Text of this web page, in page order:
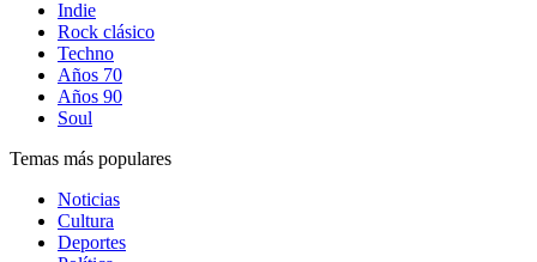
Indie
Rock clásico
Techno
Años 70
Años 90
Soul
Temas más populares
Noticias
Cultura
Deportes